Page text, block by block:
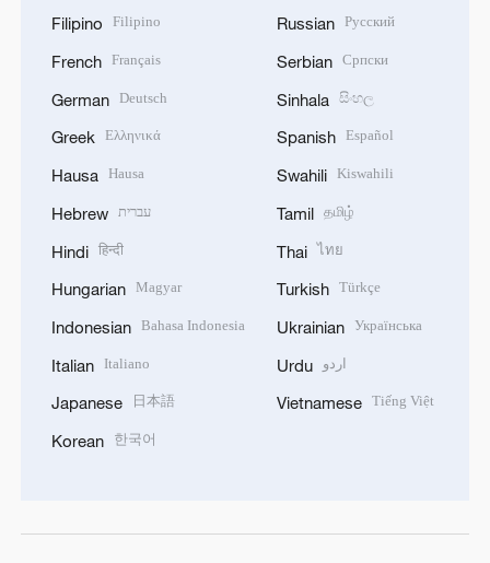
Filipino Filipino
French Français
German Deutsch
Greek Ελληνικά
Hausa Hausa
Hebrew עברית
Hindi हिन्दी
Hungarian Magyar
Indonesian Bahasa Indonesia
Italian Italiano
Japanese 日本語
Korean 한국어
Russian Русский
Serbian Српски
Sinhala සිංහල
Spanish Español
Swahili Kiswahili
Tamil தமிழ்
Thai ไทย
Turkish Türkçe
Ukrainian Українська
Urdu اردو
Vietnamese Tiếng Việt